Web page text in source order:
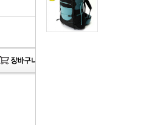
총 상품 금액